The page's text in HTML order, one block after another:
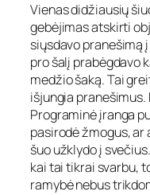
Vienas didžiausių
gebėjimas atskirti
siųsdavo pranešimą
pro šalį prabėgdavo
medžio šaką. Tai
išjungia
Programinė įranga
pasirodė žmogus,
šuo užklydo į
kai tai tikrai svarbu,
ramybė nebus